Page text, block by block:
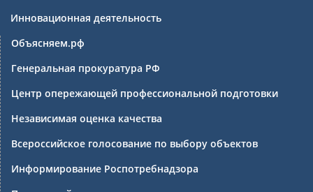
Инновационная деятельность
Объясняем.рф
Генеральная прокуратура РФ
Центр опережающей профессиональной подготовки
Независимая оценка качества
Всероссийское голосование по выбору объектов
Информирование Роспотребнадзора